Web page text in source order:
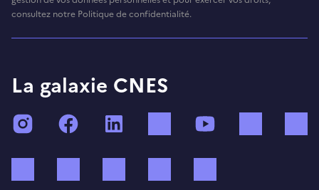
consultez notre Politique de confidentialité.
La galaxie CNES
InstagramFacebook TikTok